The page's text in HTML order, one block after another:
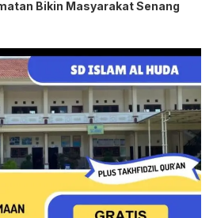
Bikin Masyarakat Senang